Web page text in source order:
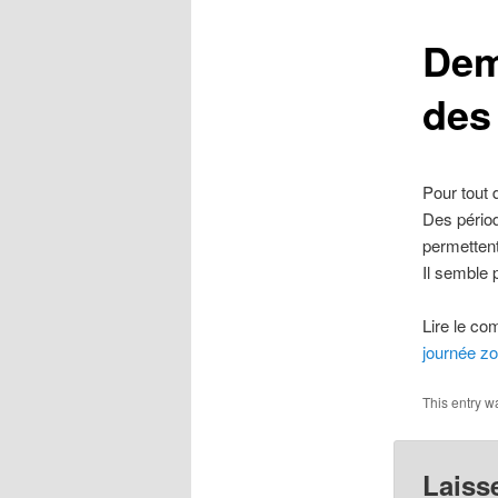
Pour tout
Des
Il semble
Lire le
journée
This entry